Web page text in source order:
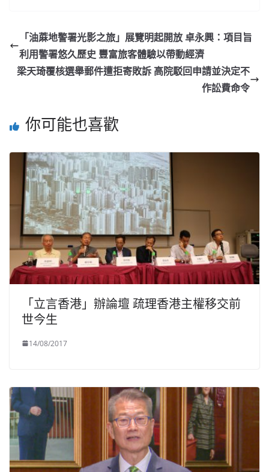
「油蔴地警署光影之旅」展覽明起開放 卓永興：項目旨
利用警署悠久歷史 豐富旅客體驗以帶動經濟
梁天琦覆核選舉郵件遭拒寄敗訴 高院駁回申請並決定不
作訟費命令
你可能也喜歡
「立言香港」辦論壇 疏理香港主權移交前
世今生
14/08/2017